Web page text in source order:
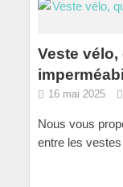
Veste
16 mai 2025
Nous vous
entre les